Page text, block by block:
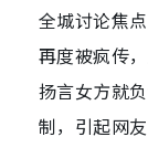
全城讨论焦
再度被疯传
扬言女方就
制，引起网友